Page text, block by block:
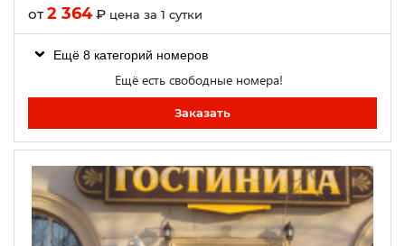
от2 364₽ цена за 1 сутки
Ещё 8 категорий номеров
Ещё есть свободные номера!
Заказать